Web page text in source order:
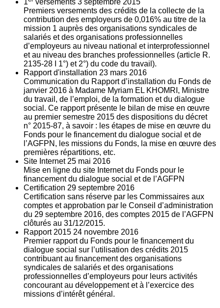
1
versements 3 septembre 2015
Premiers versements des crédits de la collecte de la
contribution des employeurs de 0,016% au titre de la
mission 1 auprès des organisations syndicales de
salariés et des organisations professionnelles
d’employeurs au niveau national et interprofessionnel
et au niveau des branches professionnelles (article R.
2135‐28 I 1°) et 2°) du code du travail).
Rapport d'installation 23 mars 2016
Communication du Rapport d’installation du Fonds de
janvier 2016 à Madame Myriam EL KHOMRI, Ministre
du travail, de l’emploi, de la formation et du dialogue
social. Ce rapport présente le bilan de mise en œuvre
au premier semestre 2015 des dispositions du décret
n° 2015-87, à savoir : les étapes de mise en œuvre du
Fonds pour le financement du dialogue social et de
l’AGFPN, les missions du Fonds, la mise en œuvre des
premières répartitions, etc.
Site Internet 25 mai 2016
Mise en ligne du site Internet du Fonds pour le
financement du dialogue social et de l’AGFPN
Certification 29 septembre 2016
Certification sans réserve par les Commissaires aux
comptes et approbation par le Conseil d’administration
du 29 septembre 2016, des comptes 2015 de l’AGFPN
clôturés au 31/12/2015.
Rapport 2015 24 novembre 2016
Premier rapport du Fonds pour le financement du
dialogue social sur l’utilisation des crédits 2015
contribuant au financement des organisations
syndicales de salariés et des organisations
professionnelles d’employeurs pour leurs activités
concourant au développement et à l’exercice des
missions d’intérêt général.